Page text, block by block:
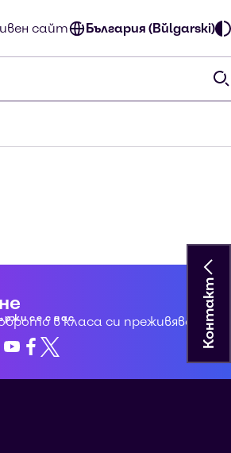
сайт България (Bŭlgarski)
Контакт
в класа си преживяване за
се с нас
Youtube
Facebook
X